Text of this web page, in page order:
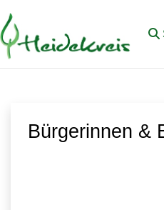
Zum Hauptinhalt springen
Bürgerinnen &